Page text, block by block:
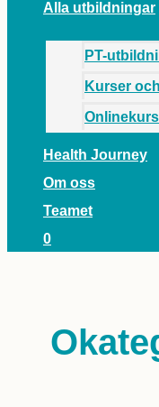
Alla utbildningar
PT-
Kurser
Health Journey
Om oss
Teamet
0